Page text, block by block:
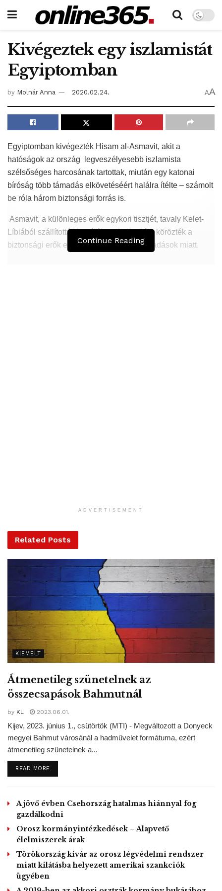
Kivégeztek egy iszlamistát
Egyiptomban
by Molnár Anna 2020.02.24. AA
Egyiptomban kivégezték Hisam al-Asmavit, akit a
hatóságok az ország legveszélyesebb iszlamista
szélsőséges harcosának tartottak, miután egy katonai
bíróság több támadás elkövetéséért halálra ítélte – számolt
be róla három biztonsági forrás is.
Asmavit, a különleges erők egykori tisztjét, tavaly Kelet-
Líbiából szállították hazájába, ahol sokáig körözték a
biztonsági erők elleni nagy horderejű támadások miatt.
nagy letartóztatási hullám és terrorizmusellenes művelet
volt Egyiptomban.
MTI
Continue Reading
iszlamista
ADVERTISEMENT
Related Posts
KIEMELT
Átmenetileg szünetelnek az
összecsapások Bahmutnál
by KL 2023.06.01.
Kijev, 2023. június 1., csütörtök (MTI) - Megváltozott a Donyeck
megyei Bahmut városánál a hadművelet formátuma, ezért
átmenetileg szünetelnek a...
READ MOREDETAILS
A jövő évben Csehország hatalmas hiánnyal fog
gazdálkodni
Orosz kormányintézkedések – Alapvető
élelmiszerek árak
Törökország kivár az orosz légvédelmi rendszer
miatt kilátásba helyezett amerikai szankciók
ügyében